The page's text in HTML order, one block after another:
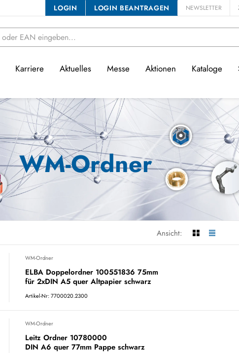
LOGIN LOGIN BEANTRAGEN NEWSLETTER
Karriere Aktuelles Messe Aktionen Kataloge
WM-Ordner
Ansicht:
WM-Ordner
ELBA Doppelordner 100551836 75mm
für 2xDIN A5 quer Altpapier schwarz
Artikel-Nr: 7700020.2300
WM-Ordner
Leitz Ordner 10780000
DIN A6 quer 77mm Pappe schwarz